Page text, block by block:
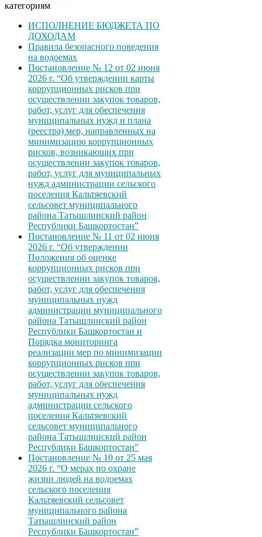
категориям
ИСПОЛНЕНИЕ БЮДЖЕТА ПО
ДОХОДАМ
Правила безопасного поведения
на водоемах
Постановление № 12 от 02 июня
2026 г. “Об утверждении карты
коррупционных рисков при
осуществлении закупок товаров,
работ, услуг для обеспечения
муниципальных нужд и плана
(реестра) мер, направленных на
минимизацию коррупционных
рисков, возникающих при
осуществлении закупок товаров,
работ, услуг для муниципальных
нужд администрации сельского
поселения Кальтяевский
сельсовет муниципального
района Татышлинский район
Республики Башкортостан”
Постановление № 11 от 02 июня
2026 г. “Об утверждении
Положения об оценке
коррупционных рисков при
осуществлении закупок товаров,
работ, услуг для обеспечения
муниципальных нужд
администрации муниципального
района Татышлинский район
Республики Башкортостан и
Порядка мониторинга
реализации мер по минимизации
коррупционных рисков при
осуществлении закупок товаров,
работ, услуг для обеспечения
муниципальных нужд
администрации сельского
поселения Кальтяевский
сельсовет муниципального
района Татышлинский район
Республики Башкортостан”
Постановление № 10 от 25 мая
2026 г. “О мерах по охране
жизни людей на водоемах
сельского поселения
Кальтяевский сельсовет
муниципального района
Татышлинский район
Республики Башкортостан”